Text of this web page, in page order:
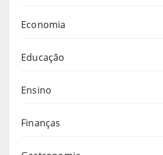
Economia
Educação
Ensino
Finanças